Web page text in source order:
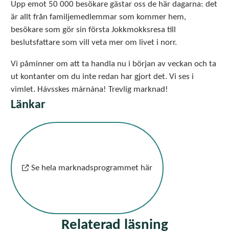
Upp emot 50 000 besökare gästar oss de här dagarna: det
är allt från familjemedlemmar som kommer hem,
besökare som gör sin första Jokkmokksresa till
beslutsfattare som vill veta mer om livet i norr.
Vi påminner om att ta handla nu i början av veckan och ta
ut kontanter om du inte redan har gjort det. Vi ses i
vimlet. Hávsskes márnána! Trevlig marknad!
Länkar
Se hela marknadsprogrammet här
Relaterad läsning